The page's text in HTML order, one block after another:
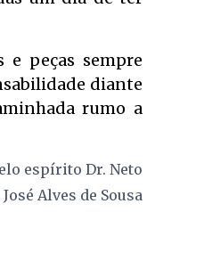
peças sempre
diante
rumo a
espírito Dr. Neto
José Alves de Sousa